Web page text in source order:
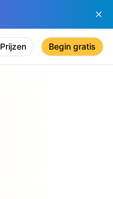
Prijzen Begin gratis